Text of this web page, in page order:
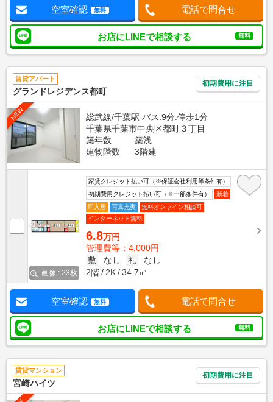
空室確認 無料 電話で問合せ
お店にLINEで相談する 無料
賃貸アパート
グランドレジデンス都町
初期費用に注目
NEW
総武線/千葉駅 バス:9分:停歩1分
千葉県千葉市中央区都町３丁目
築年数
築浅
建物階数
3階建
画像 : 23枚
家賃クレジット払い可（※保証会社利用等条件有）
初期費用クレジット払い可（※一部条件有）
新着
即入居
写真充実
無料オンライン相談可
インターネット無料
6.8万円
管理費等：4,000円
敷
なし 礼
なし
2階
2K 34.7㎡
空室確認 無料 電話で問合せ
お店にLINEで相談する 無料
賃貸マンション
宮崎ハイツ
初期費用に注目